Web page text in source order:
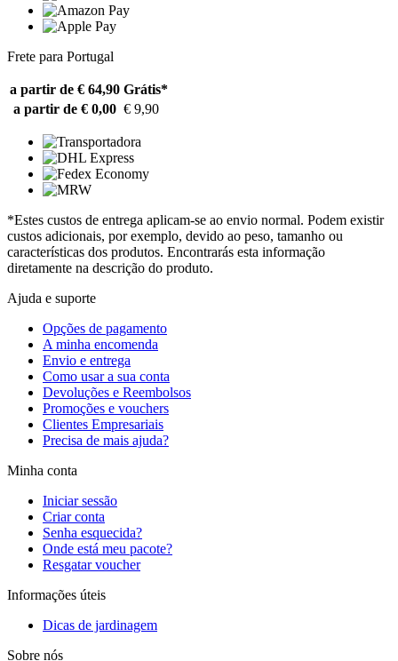
Frete para Portugal
a partir de € 64,90 Grátis*
a partir de € 0,00 € 9,90
*Estes custos de entrega aplicam-se ao envio normal. Podem existir
custos adicionais, por exemplo, devido ao peso, tamanho ou
características dos produtos. Encontrarás esta informação
diretamente na descrição do produto.
Ajuda e suporte
Opções de pagamento
A minha encomenda
Envio e entrega
Como usar a sua conta
Devoluções e Reembolsos
Promoções e vouchers
Clientes Empresariais
Precisa de mais ajuda?
Minha conta
Iniciar sessão
Criar conta
Senha esquecida?
Onde está meu pacote?
Resgatar voucher
Informações úteis
Dicas de jardinagem
Sobre nós